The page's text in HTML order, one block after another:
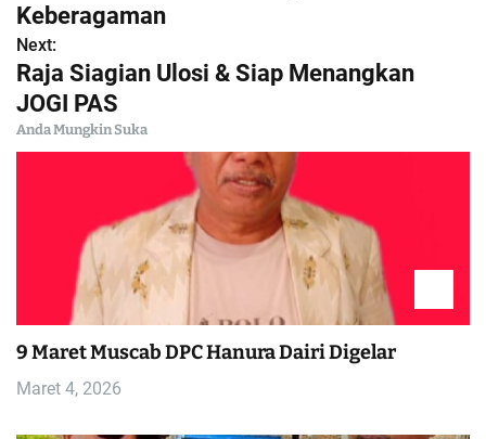
v
i
g
o
s
Keberagaman
Next:
Raja Siagian Ulosi & Siap Menangkan
JOGI PAS
Anda Mungkin Suka
9 Maret Muscab DPC Hanura Dairi Digelar
Maret 4, 2026